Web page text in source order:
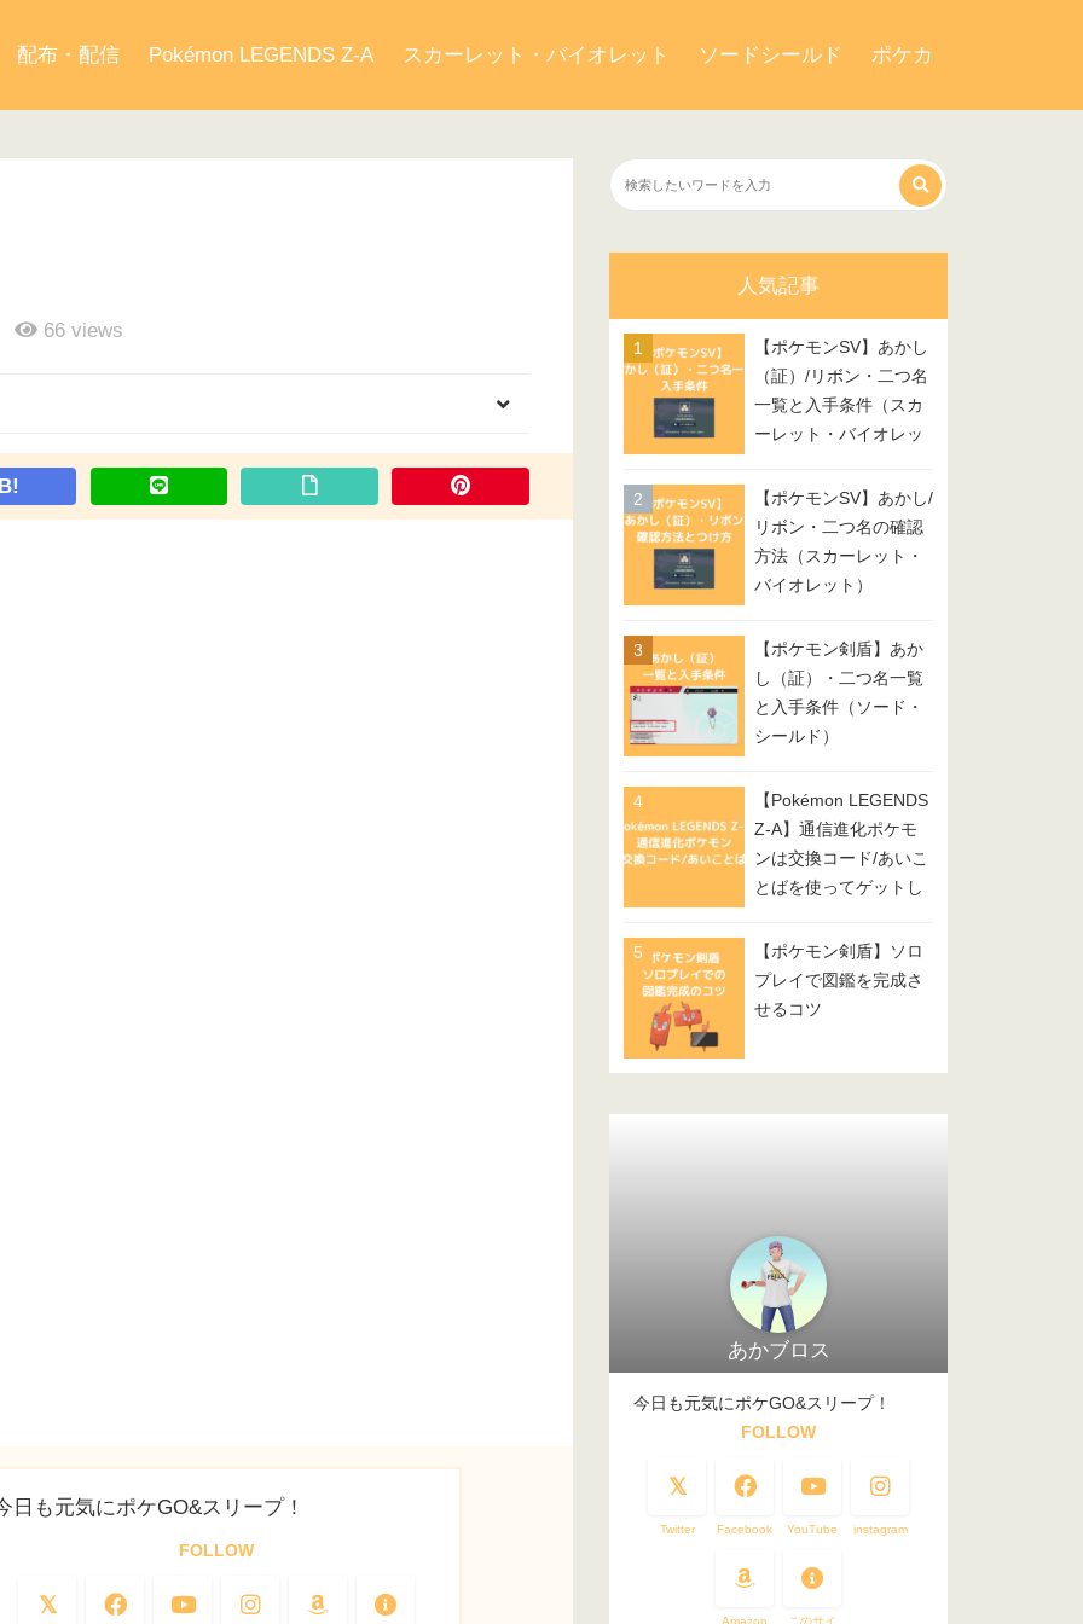
配布・配信 Pokémon LEGENDS Z-A スカーレット・バイオレット ソードシールド ポケカ
66 views
日も元気にポケGO&スリープ！
FOLLOW
人気記事
【ポケモンSV】あかし
（証）/リボン・二つ名
一覧と入手条件（スカ
ーレット・バイオレッ
【ポケモンSV】あかし/
リボン・二つ名の確認
方法（スカーレット・
バイオレット）
【ポケモン剣盾】あか
し（証）・二つ名一覧
と入手条件（ソード・
シールド）
【Pokémon LEGENDS
Z-A】通信進化ポケモ
ンは交換コード/あいこ
とばを使ってゲットし
【ポケモン剣盾】ソロ
プレイで図鑑を完成さ
せるコツ
あかブロス
今日も元気にポケGO&スリープ！
FOLLOW
Twitter Facebook YouTube instagram
Amazon このサイ